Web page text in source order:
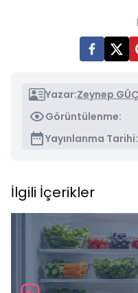
Yazar:Zeynep
Görüntülenme:
Yayınlanma Tarihi:
İlgili İçerikler